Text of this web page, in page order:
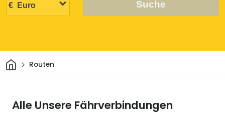
Suche
HeimRouten
Alle Unsere Fährverbindungen